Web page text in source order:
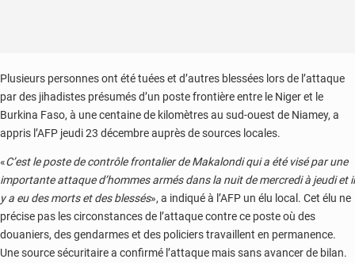
Plusieurs personnes ont été tuées et d’autres blessées lors de l’attaque
par des jihadistes présumés d’un poste frontière entre le Niger et le
Burkina Faso, à une centaine de kilomètres au sud-ouest de Niamey, a
appris l’AFP jeudi 23 décembre auprès de sources locales.
«C’est le poste de contrôle frontalier de Makalondi qui a été visé par une
importante attaque d’hommes armés dans la nuit de mercredi à jeudi et il
y a eu des morts et des blessés», a indiqué à l’AFP un élu local. Cet élu ne
précise pas les circonstances de l’attaque contre ce poste où des
douaniers, des gendarmes et des policiers travaillent en permanence.
Une source sécuritaire a confirmé l’attaque mais sans avancer de bilan.